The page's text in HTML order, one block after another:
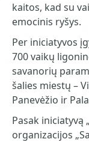
kaitos, kad su
emocinis ryšys.
Per iniciatyvos
700 vaikų
savanorių
šalies miestų –
Panevėžio ir
Pasak iniciatyvą
organizacijos